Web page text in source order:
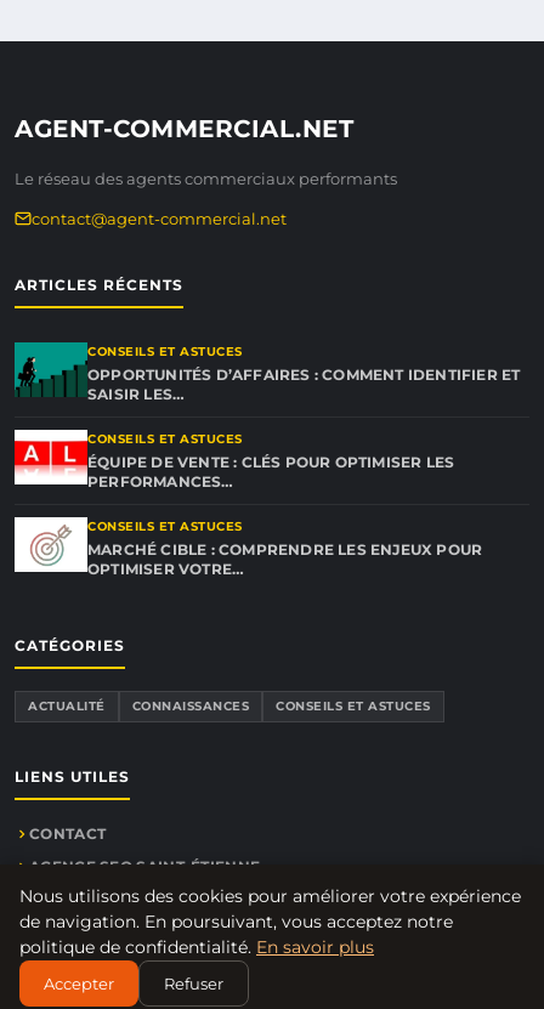
AGENT-COMMERCIAL.NET
Le réseau des agents commerciaux performants
contact@agent-commercial.net
ARTICLES RÉCENTS
CONSEILS ET ASTUCES
OPPORTUNITÉS D’AFFAIRES : COMMENT IDENTIFIER ET
SAISIR LES…
CONSEILS ET ASTUCES
ÉQUIPE DE VENTE : CLÉS POUR OPTIMISER LES
PERFORMANCES…
CONSEILS ET ASTUCES
MARCHÉ CIBLE : COMPRENDRE LES ENJEUX POUR
OPTIMISER VOTRE…
CATÉGORIES
ACTUALITÉ CONNAISSANCES CONSEILS ET ASTUCES
LIENS UTILES
CONTACT
AGENCE SEO SAINT-ÉTIENNE
© 2026 Agent-commercial.net. Tous droits réservés.
À PROPOSMENTIONS LÉGALES
Nous utilisons des cookies pour améliorer votre expérience
de navigation. En poursuivant, vous acceptez notre
politique de confidentialité. En savoir plus
Accepter Refuser